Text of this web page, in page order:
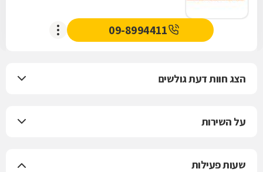
09-8994411
הצג חוות דעת גולשים
על השירות
שעות פעילות